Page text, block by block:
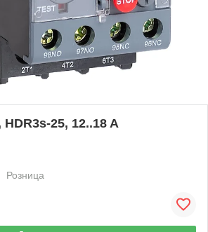
25, 12..18 A
Розница